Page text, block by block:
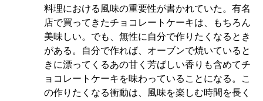
料理における風味の重要性が書かれていた。有名
店で買ってきたチョコレートケーキは、もちろん
美味しい。でも、無性に自分で作りたくなるとき
がある。自分で作れば、オーブンで焼いていると
きに漂ってくるあの甘く芳ばしい香りも含めてチ
ョコレートケーキを味わっていることになる。こ
の作りたくなる衝動は、風味を楽しむ時間を長く